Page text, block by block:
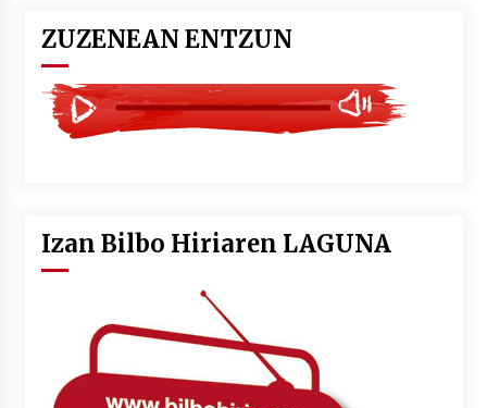
ZUZENEAN ENTZUN
Izan Bilbo Hiriaren LAGUNA